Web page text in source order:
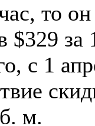
то он
$329 за
с 1
м.